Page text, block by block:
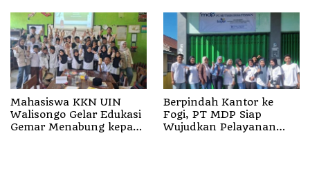
Mahasiswa KKN UIN
Walisongo Gelar Edukasi
Gemar Menabung kepada
Berpindah Kantor ke
Fogi, PT MDP Siap
Wujudkan Pelayanan